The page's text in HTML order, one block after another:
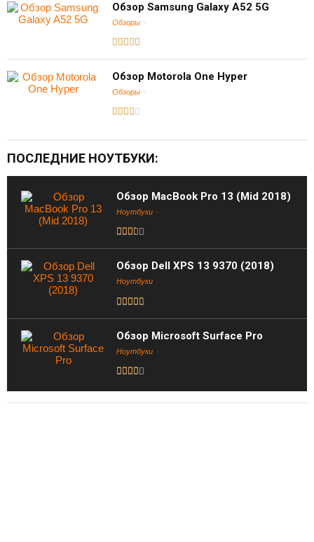
Обзор Samsung Galaxy A52 5G
Обзоры
Обзор Motorola One Hyper
Обзоры
ПОСЛЕДНИЕ НОУТБУКИ:
Обзор MacBook Pro 13 (Mid 2018)
Ноутбуки
Обзор Dell XPS 13 9370 (2018)
Ноутбуки
Обзор Microsoft Surface Pro
Ноутбуки